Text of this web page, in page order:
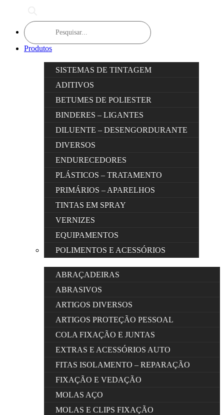
Products
search
Produtos
SISTEMAS DE TINTAGEM
ADITIVOS
BETUMES DE POLIESTER
BINDERES – LIGANTES
DILUENTE – DESENGORDURANTE
DIVERSOS
ENDURECEDORES
PLÁSTICOS – TRATAMENTO
PRIMÁRIOS – APARELHOS
TINTAS EM SPRAY
VERNIZES
EQUIPAMENTOS
POLIMENTOS E ACESSÓRIOS
ABRAÇADEIRAS
ABRASIVOS
ARTIGOS DIVERSOS
ARTIGOS PROTEÇÃO PESSOAL
COLA FIXAÇÃO E JUNTAS
EXTRAS E ACESSÓRIOS AUTO
FITAS ISOLAMENTO – REPARAÇÃO
FIXAÇÃO E VEDAÇÃO
MOLAS AÇO
MOLAS E CLIPS FIXAÇÃO